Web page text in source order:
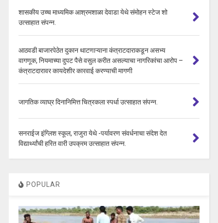
शासकीय उच्च माध्यमिक आश्रमशाळा देवाडा येथे संमोहन स्टेज शो
उत्साहात संपन्न.
आठवडी बाजारपेठेत दुकान थाटणाऱ्याना कंत्राटदाराकडून असभ्य
वागणूक, नियमाच्या दुपट पैसे वसुल करीत असल्याचा नागरिकांचा आरोप –
कंत्राटदारावर कायदेशीर कारवाई करण्याची मागणी
जागतिक व्याघ्र दिनानिमित्त चित्रकला स्पर्धा उत्साहात संपन्न.
सनराईज इंग्लिश स्कूल, राजुरा येथे -पर्यावरण संवर्धनाचा संदेश देत
विद्यार्थ्यांची हरित वारी उपक्रम उत्साहात संपन्न.
POPULAR